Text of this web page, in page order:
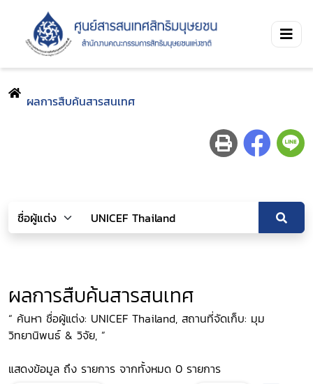
ผลการสืบค้นสารสนเทศ
ผลการสืบค้นสารสนเทศ
“ ค้นหา ชื่อผู้แต่ง: UNICEF Thailand, สถานที่จัดเก็บ: มุม
วิทยานิพนธ์ & วิจัย, ”
แสดงข้อมูล ถึง รายการ จากทั้งหมด 0 รายการ